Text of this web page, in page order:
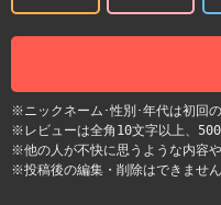
※ニックネーム･性別･年代は初回の
※レビューは全角10文字以上、500
※他の人が不快に思うような内容
※投稿後の編集・削除はできません